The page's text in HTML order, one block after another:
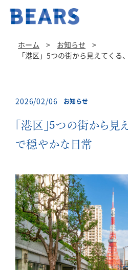
ホーム > お知らせ
>
「港区」5つの街から見えてくる
2026/02/06 お知らせ
「港区」5つの街から見
で穏やかな日常